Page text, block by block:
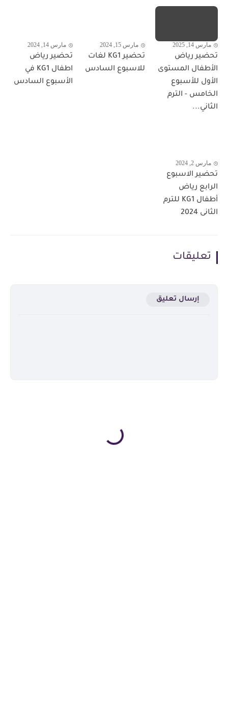
مارس 14, 2025
تحضير رياض
الأطفال المستوى
الأول للأسبوع
الخامس - الترم
الثاني...
مارس 15, 2024
تحضير KG1 لغات
للاسبوع السادس
مارس 14, 2024
تحضير رياض
اطفال KG1 في
الأسبوع السادس
مارس 2, 2024
تحضير الاسبوع
الرابع رياض
أطفال KG1 للترم
الثانى 2024
تعليقات
إرسال تعليق